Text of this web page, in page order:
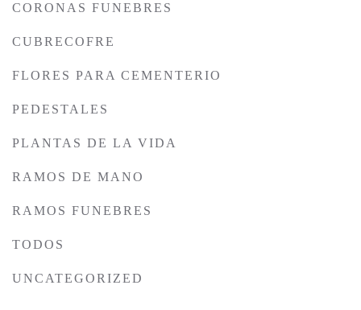
CORONAS FUNEBRES
CUBRECOFRE
FLORES PARA CEMENTERIO
PEDESTALES
PLANTAS DE LA VIDA
RAMOS DE MANO
RAMOS FUNEBRES
TODOS
UNCATEGORIZED